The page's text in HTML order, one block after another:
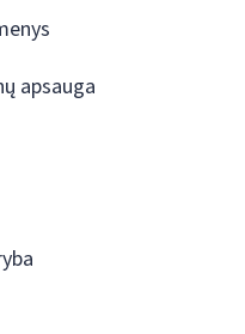
apsauga